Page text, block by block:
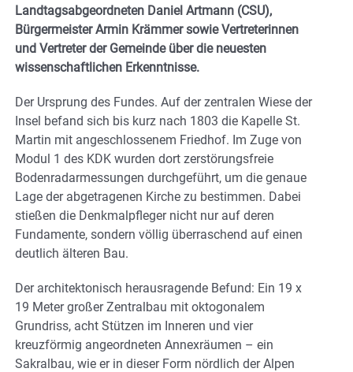
Landtagsabgeordneten Daniel Artmann (CSU),
Bürgermeister Armin Krämmer sowie Vertreterinnen
und Vertreter der Gemeinde über die neuesten
wissenschaftlichen Erkenntnisse.
Der Ursprung des Fundes. Auf der zentralen Wiese der
Insel befand sich bis kurz nach 1803 die Kapelle St.
Martin mit angeschlossenem Friedhof. Im Zuge von
Modul 1 des KDK wurden dort zerstörungsfreie
Bodenradarmessungen durchgeführt, um die genaue
Lage der abgetragenen Kirche zu bestimmen. Dabei
stießen die Denkmalpfleger nicht nur auf deren
Fundamente, sondern völlig überraschend auf einen
deutlich älteren Bau.
Der architektonisch herausragende Befund: Ein 19 x
19 Meter großer Zentralbau mit oktogonalem
Grundriss, acht Stützen im Inneren und vier
kreuzförmig angeordneten Annexräumen – ein
Sakralbau, wie er in dieser Form nördlich der Alpen